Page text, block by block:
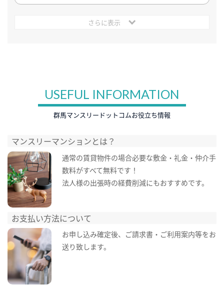
さらに表示
USEFUL INFORMATION
群馬マンスリードットコムお役立ち情報
マンスリーマンションとは？
通常の賃貸物件の場合必要な敷金・礼金・仲介手
数料がすべて無料です！
法人様の出張時の経費削減にもおすすめです。
お支払い方法について
お申し込み確定後、ご請求書・ご利用案内等をお
送り致します。